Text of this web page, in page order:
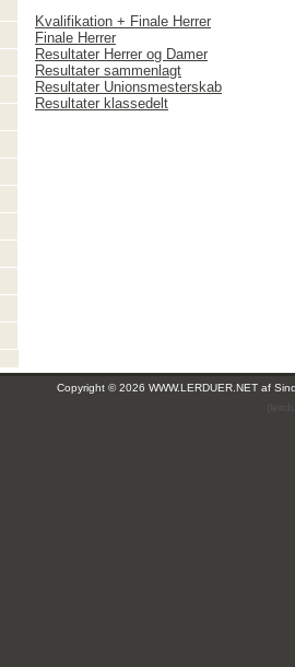
Kvalifikation + Finale Herrer
Finale Herrer
Resultater Herrer og Damer
Resultater sammenlagt
Resultater Unionsmesterskab
Resultater klassedelt
Copyright © 2026 WWW.LERDUER.NET af